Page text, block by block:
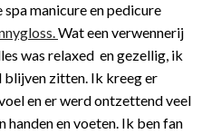
manicure en pedicure
Wat een verwennerij
was relaxed en gezellig, ik
blijven zitten. Ik kreeg er
en er werd ontzettend veel
handen en voeten. Ik ben fan